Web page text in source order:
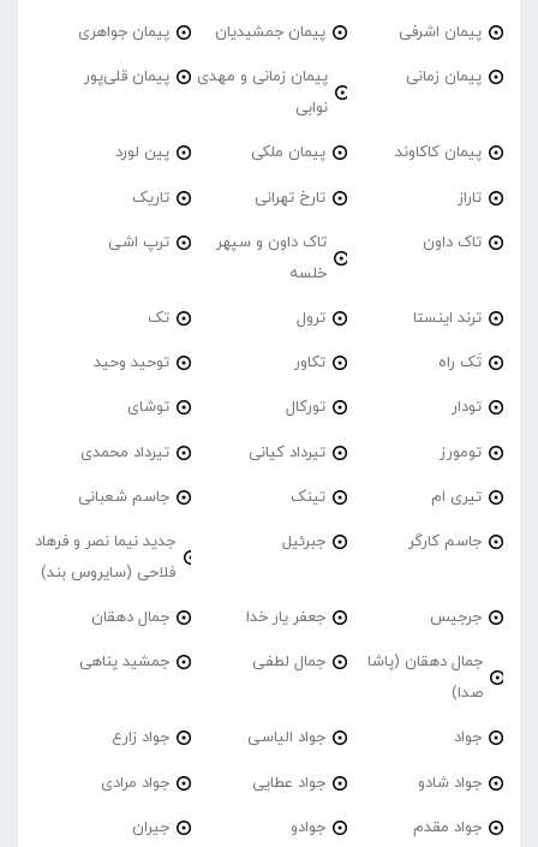
پیمان اشرفی پیمان جمشیدیان پیمان جواهری
پیمان زمانی
پیمان زمانی و مهدی
نوابی
پیمان قلی‌پور
پیمان کاکاوند پیمان ملکی پین لورد
تاراز تارخ تهرانی تاریک
تاک داون
تاک داون و سپهر
خلسه
ترپ اشی
ترند اینستا ترول تک
تَک راه تکاور توحید وحید
تودار تورکال توشای
تومورز تیرداد کیانی تیرداد محمدی
تیری ام تینک جاسم شعبانی
جاسم کارگر جبرئیل
جدید نیما نصر و فرهاد
فلاحی (سایروس بند)
جرجیس جعفر یار خدا جمال دهقان
جمال دهقان (پاشا
صدا)
جمال لطفی جمشید پناهی
جواد جواد الیاسی جواد زارع
جواد شادو جواد عطایی جواد مرادی
جواد مقدم جوادو جیران